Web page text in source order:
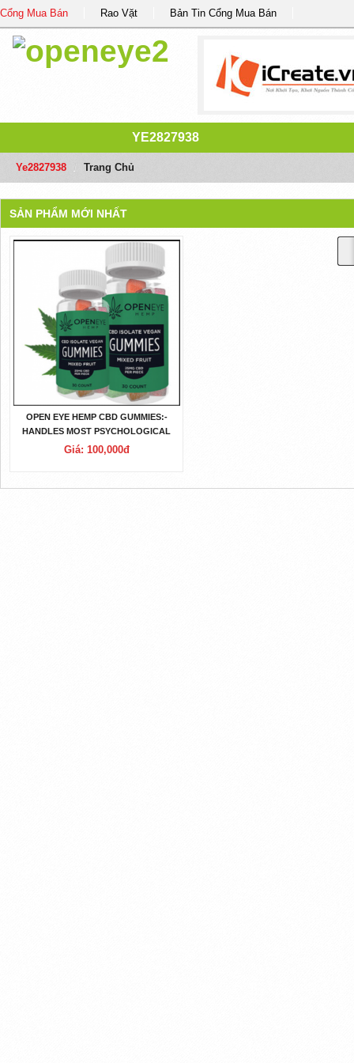
Cổng Mua Bán Rao Vặt Bản Tin Cổng Mua Bán
YE2827938
Ye2827938 Trang Chủ
SẢN PHẨM MỚI NHẤT
OPEN EYE HEMP CBD GUMMIES:-
HANDLES MOST PSYCHOLOGICAL
CONDITIONS
Giá: 100,000đ